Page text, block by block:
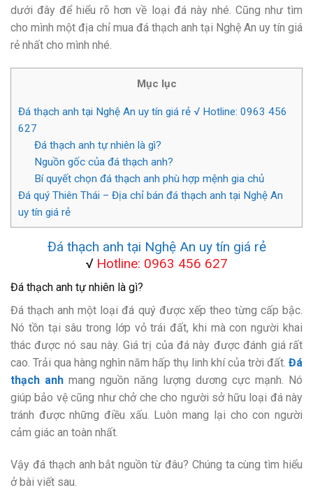
dưới đây để hiểu rõ hơn về loại đá này nhé. Cũng như tìm
cho mình một địa chỉ mua đá thạch anh tại Nghệ An uy tín giá
rẻ nhất cho mình nhé.
Mục lục
Đá thạch anh tại Nghệ An uy tín giá rẻ √ Hotline: 0963 456
627
Đá thạch anh tự nhiên là gì?
Nguồn gốc của đá thạch anh?
Bí quyết chọn đá thạch anh phù hợp mệnh gia chủ
Đá quý Thiên Thái – Địa chỉ bán đá thạch anh tại Nghệ An
uy tín giá rẻ
Đá thạch anh tại Nghệ An uy tín giá rẻ
√Hotline: 0963 456 627
Đá thạch anh tự nhiên là gì?
Đá thạch anh một loại đá quý được xếp theo từng cấp bậc.
Nó tồn tại sâu trong lớp vỏ trái đất, khi mà con người khai
thác được nó sau này. Giá trị của đá này được đánh giá rất
cao. Trải qua hàng nghìn năm hấp thụ linh khí của trời đất. Đá
thạch anh mang nguồn năng lượng dương cực mạnh. Nó
giúp bảo vệ cũng như chở che cho người sở hữu loại đá này
tránh được những điều xấu. Luôn mang lại cho con người
cảm giác an toàn nhất.
Vậy đá thạch anh bắt nguồn từ đâu? Chúng ta cùng tìm hiểu
ở bài viết sau.